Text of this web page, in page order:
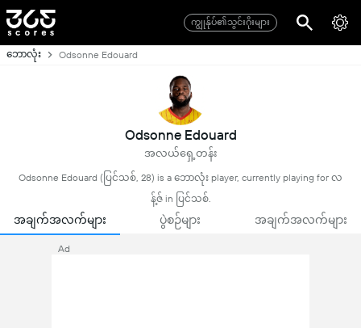
ကျွုန်ုပ်၏သွင်းဂိုးများ
ဘောလုံး Odsonne Edouard
Odsonne Edouard
အလယ်ရှေ့တန်း
Odsonne Edouard (ပြင်သစ်, 28) is a ဘောလုံး player, currently playing for လ
န့်ဇ် in ပြင်သစ်.
အချက်အလက်များ ပွဲစဉ်များ အချက်အလက်များ
Ad